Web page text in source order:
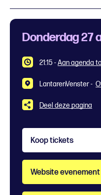
Donderdag 27
21:15 -Aan agenda
LantarenVenster -
Deel deze pagina
Koop tickets
Website evenement